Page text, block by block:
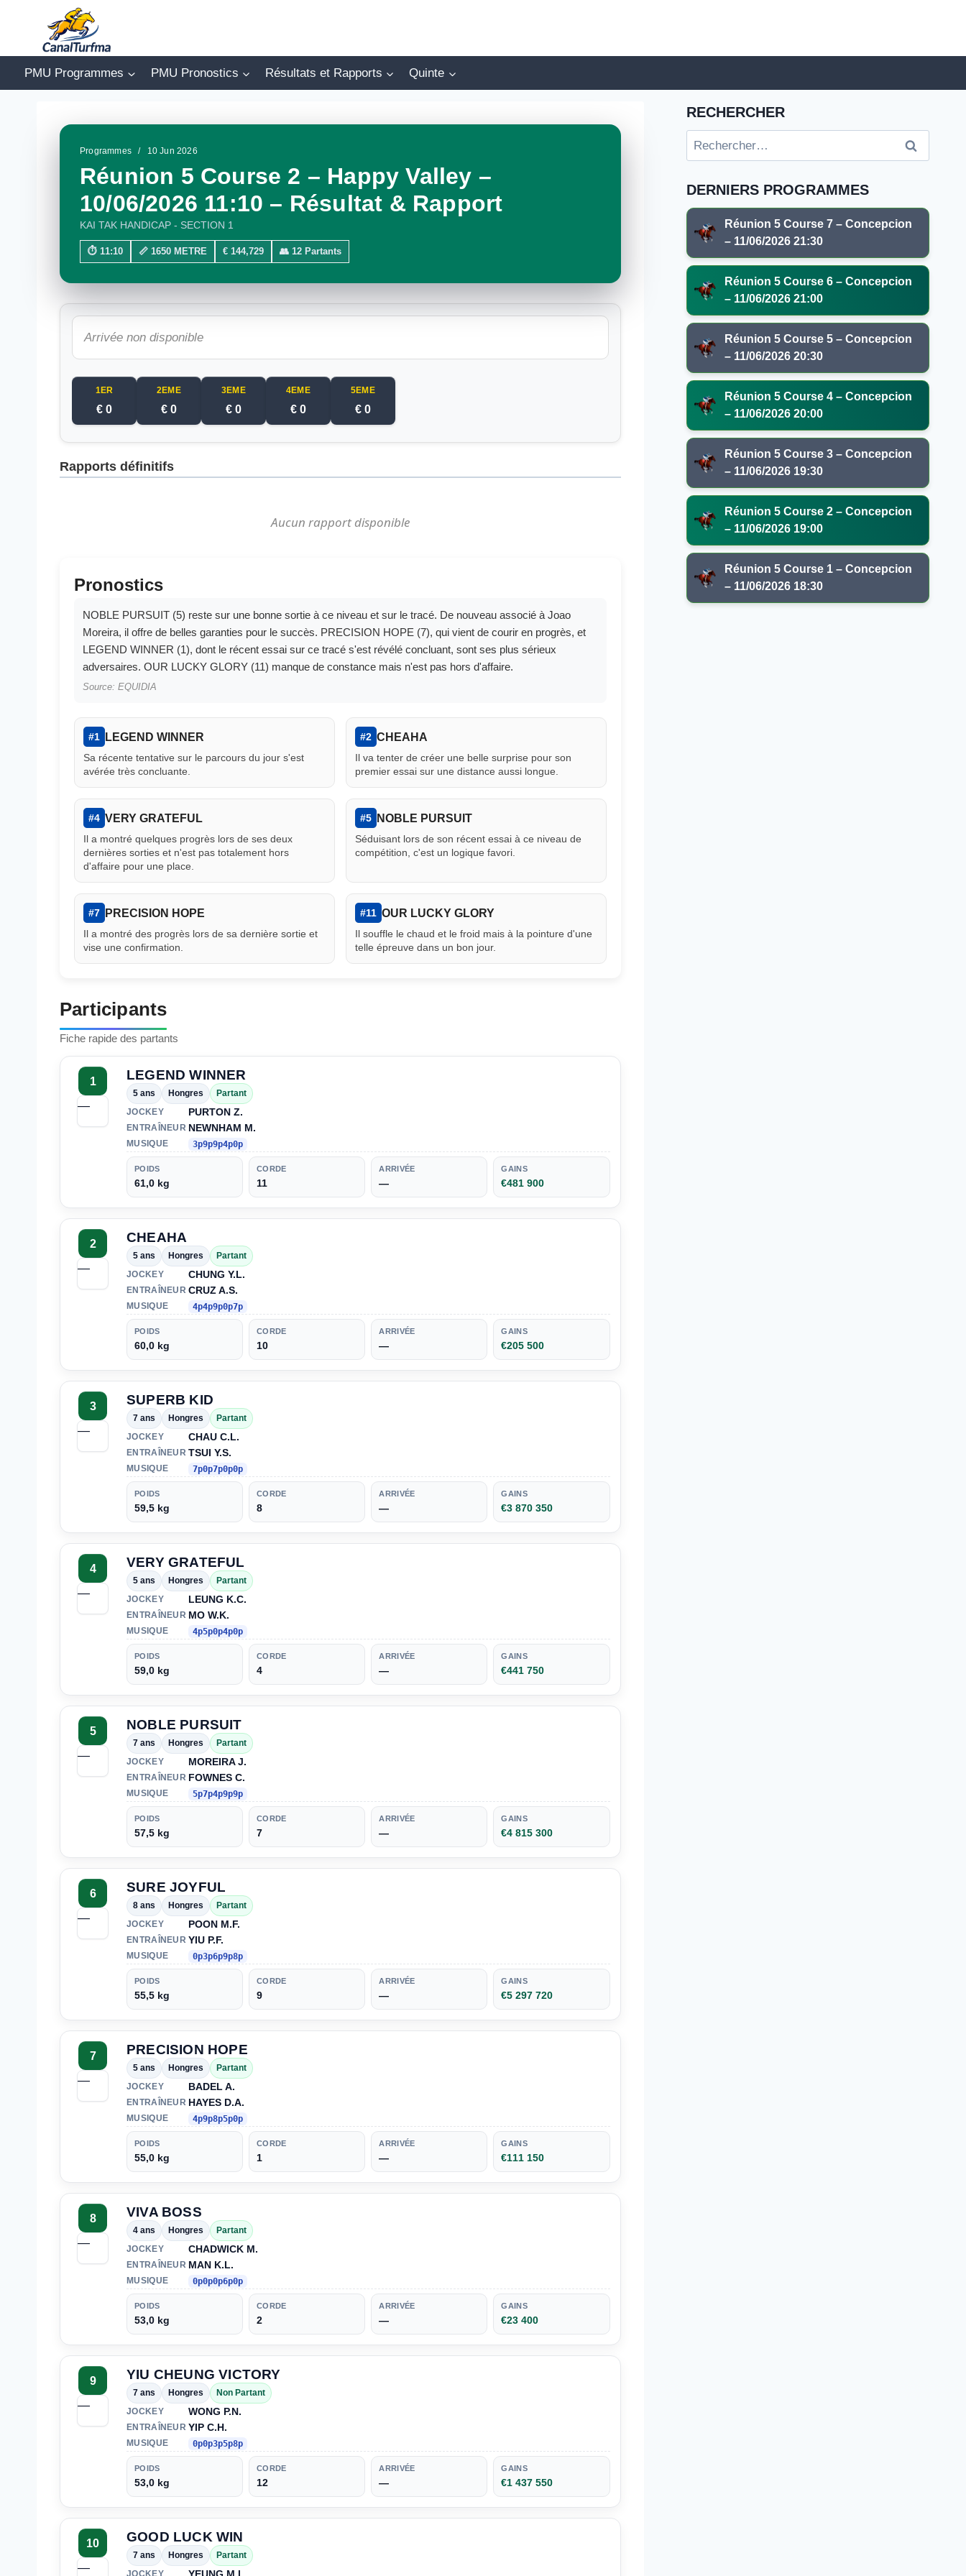
PMU Programmes
PMU Pronostics Résultats et Rapports Quinte
Programmes / 10 Jun 2026
Réunion 5 Course 2 – Happy Valley –
10/06/2026 11:10 – Résultat & Rapport
KAI TAK HANDICAP - SECTION 1
⏱ 11:10 📏 1650 METRE € 144,729 👥 12 Partants
Arrivée non disponible
1ER
€ 0
2EME
€ 0
3EME
€ 0
4EME
€ 0
5EME
€ 0
Rapports définitifs
Aucun rapport disponible
Pronostics
NOBLE PURSUIT (5) reste sur une bonne sortie à ce niveau et sur le tracé. De nouveau associé à Joao
Moreira, il offre de belles garanties pour le succès. PRECISION HOPE (7), qui vient de courir en progrès, et
LEGEND WINNER (1), dont le récent essai sur ce tracé s'est révélé concluant, sont ses plus sérieux
adversaires. OUR LUCKY GLORY (11) manque de constance mais n'est pas hors d'affaire.
Source: EQUIDIA
#1 LEGEND WINNER
Sa récente tentative sur le parcours du jour s'est
avérée très concluante.
#2 CHEAHA
Il va tenter de créer une belle surprise pour son
premier essai sur une distance aussi longue.
#4 VERY GRATEFUL
Il a montré quelques progrès lors de ses deux
dernières sorties et n'est pas totalement hors
d'affaire pour une place.
#5 NOBLE PURSUIT
Séduisant lors de son récent essai à ce niveau de
compétition, c'est un logique favori.
#7 PRECISION HOPE
Il a montré des progrès lors de sa dernière sortie et
vise une confirmation.
#11 OUR LUCKY GLORY
Il souffle le chaud et le froid mais à la pointure d'une
telle épreuve dans un bon jour.
Participants
Fiche rapide des partants
1
—
LEGEND WINNER
5 ans Hongres
Partant
JOCKEY
PURTON Z.
ENTRAÎNEUR NEWNHAM M.
MUSIQUE 3p9p9p4p0p
POIDS
61,0 kg
CORDE
11
ARRIVÉE
—
GAINS
€481 900
2
—
CHEAHA
5 ans Hongres
Partant
JOCKEY
CHUNG Y.L.
ENTRAÎNEUR CRUZ A.S.
MUSIQUE 4p4p9p0p7p
POIDS
60,0 kg
CORDE
10
ARRIVÉE
—
GAINS
€205 500
3
—
SUPERB KID
7 ans Hongres
Partant
JOCKEY
CHAU C.L.
ENTRAÎNEUR TSUI Y.S.
MUSIQUE 7p0p7p0p0p
POIDS
59,5 kg
CORDE
8
ARRIVÉE
—
GAINS
€3 870 350
4
—
VERY GRATEFUL
5 ans Hongres
Partant
JOCKEY
LEUNG K.C.
ENTRAÎNEUR MO W.K.
MUSIQUE 4p5p0p4p0p
POIDS
59,0 kg
CORDE
4
ARRIVÉE
—
GAINS
€441 750
5
—
NOBLE PURSUIT
7 ans Hongres
Partant
JOCKEY
MOREIRA J.
ENTRAÎNEUR FOWNES C.
MUSIQUE 5p7p4p9p9p
POIDS
57,5 kg
CORDE
7
ARRIVÉE
—
GAINS
€4 815 300
6
—
SURE JOYFUL
8 ans Hongres
Partant
JOCKEY
POON M.F.
ENTRAÎNEUR YIU P.F.
MUSIQUE 0p3p6p9p8p
POIDS
55,5 kg
CORDE
9
ARRIVÉE
—
GAINS
€5 297 720
7
—
PRECISION HOPE
5 ans Hongres
Partant
JOCKEY
BADEL A.
ENTRAÎNEUR HAYES D.A.
MUSIQUE 4p9p8p5p0p
POIDS
55,0 kg
CORDE
1
ARRIVÉE
—
GAINS
€111 150
8
—
VIVA BOSS
4 ans Hongres
Partant
JOCKEY
CHADWICK M.
ENTRAÎNEUR MAN K.L.
MUSIQUE 0p0p0p6p0p
POIDS
53,0 kg
CORDE
2
ARRIVÉE
—
GAINS
€23 400
9
—
YIU CHEUNG VICTORY
7 ans Hongres
Non Partant
JOCKEY
WONG P.N.
ENTRAÎNEUR YIP C.H.
MUSIQUE 0p0p3p5p8p
POIDS
53,0 kg
CORDE
12
ARRIVÉE
—
GAINS
€1 437 550
10
—
GOOD LUCK WIN
7 ans Hongres
Partant
JOCKEY
RECHERCHER
Rechercher :
DERNIERS PROGRAMMES
Réunion 5 Course 7 – Concepcion
– 11/06/2026 21:30
Réunion 5 Course 6 – Concepcion
– 11/06/2026 21:00
Réunion 5 Course 5 – Concepcion
– 11/06/2026 20:30
Réunion 5 Course 4 – Concepcion
– 11/06/2026 20:00
Réunion 5 Course 3 – Concepcion
– 11/06/2026 19:30
Réunion 5 Course 2 – Concepcion
– 11/06/2026 19:00
Réunion 5 Course 1 – Concepcion
– 11/06/2026 18:30